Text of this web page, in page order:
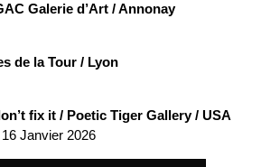
Galerie d’Art / Annonay
de la Tour / Lyon
fix it / Poetic Tiger Gallery / USA
Janvier 2026